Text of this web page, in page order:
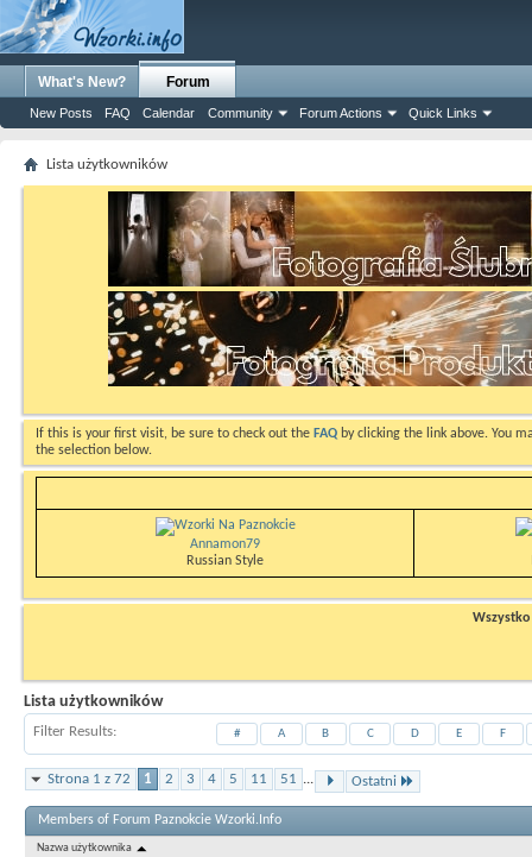
What's New? Forum
New Posts FAQ Calendar Community Forum Actions Quick Links
Lista użytkowników
If this is your first visit, be sure to check out the FAQ by clicking the link above. You
the selection below.
Annamon79
Russian Style
Wszystko
Lista użytkowników
Filter Results # A B C D E F
Strona 1 z 72 1 2 3 4 5 11 51 ... Ostatni
Members of Forum Paznokcie Wzorki.Info
Nazwa użytkownika